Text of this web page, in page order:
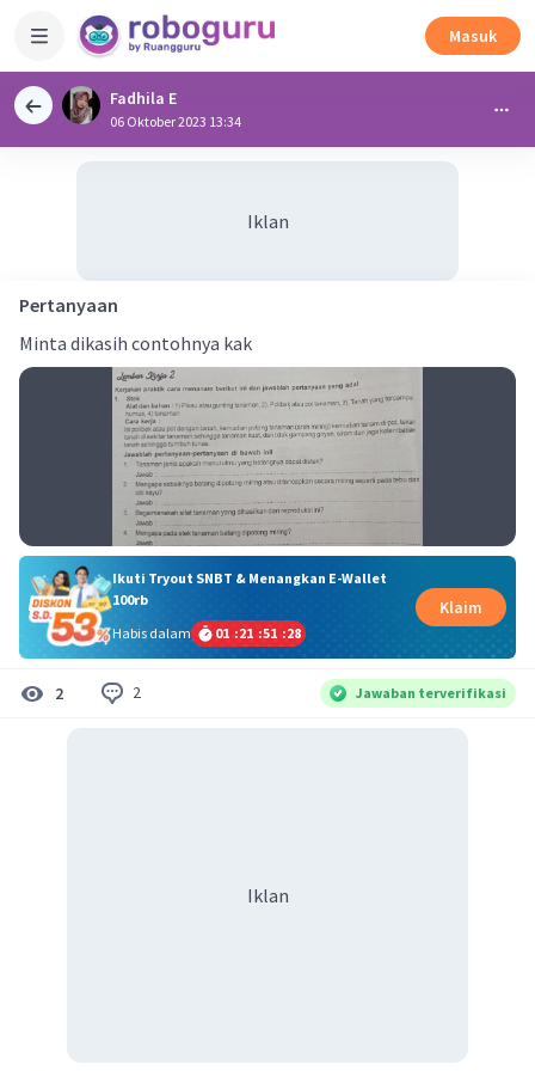
Masuk
Fadhila E
06 Oktober 2023 13:34
Iklan
Pertanyaan
Minta dikasih contohnya kak
Ikuti Tryout SNBT & Menangkan E-Wallet
100rb
Habis dalam
01 :21 :51 :27
Klaim
2 2 Jawaban terverifikasi
Iklan